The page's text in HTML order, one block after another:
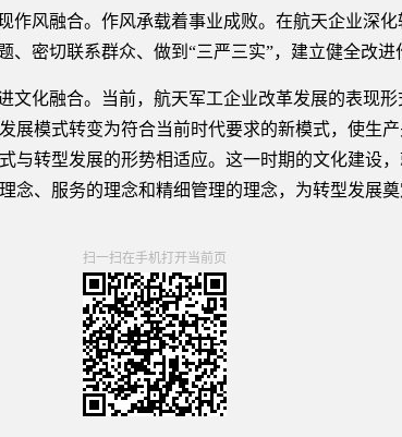
风融合。作风承载着事业成败。在航天企业深化
、密切联系群众、做到“三严三实”，建立健全改进
化融合。当前，航天军工企业改革发展的表现形
展模式转变为符合当前时代要求的新模式，使生
与转型发展的形势相适应。这一时期的文化建设
念、服务的理念和精细管理的理念，为转型发展奠
扫一扫在手机打开当前页